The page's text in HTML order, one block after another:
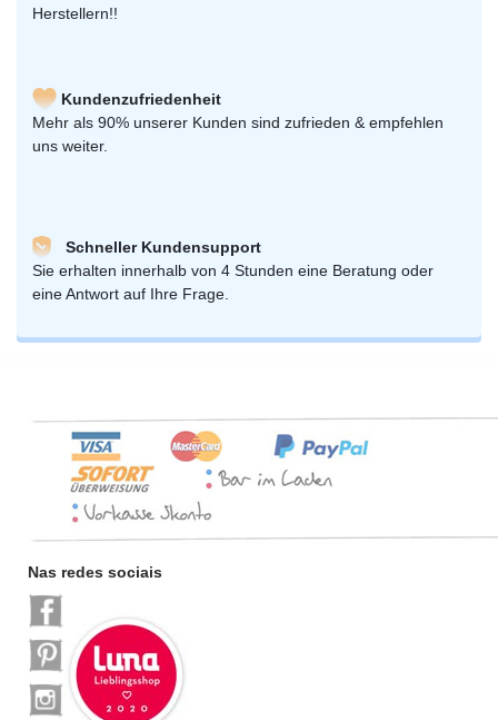
Herstellern!!
Kundenzufriedenheit
Mehr als 90% unserer Kunden sind zufrieden & empfehlen
uns weiter.
Schneller Kundensupport
Sie erhalten innerhalb von 4 Stunden eine Beratung oder
eine Antwort auf Ihre Frage.
Nas redes sociais